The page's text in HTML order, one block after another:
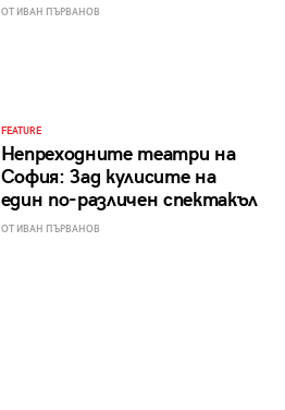
ОТ ИВАН ПЪРВАНОВ
FEATURE
Непреходните театри на
София: Зад кулисите на
един по-различен спектакъл
ОТ ИВАН ПЪРВАНОВ